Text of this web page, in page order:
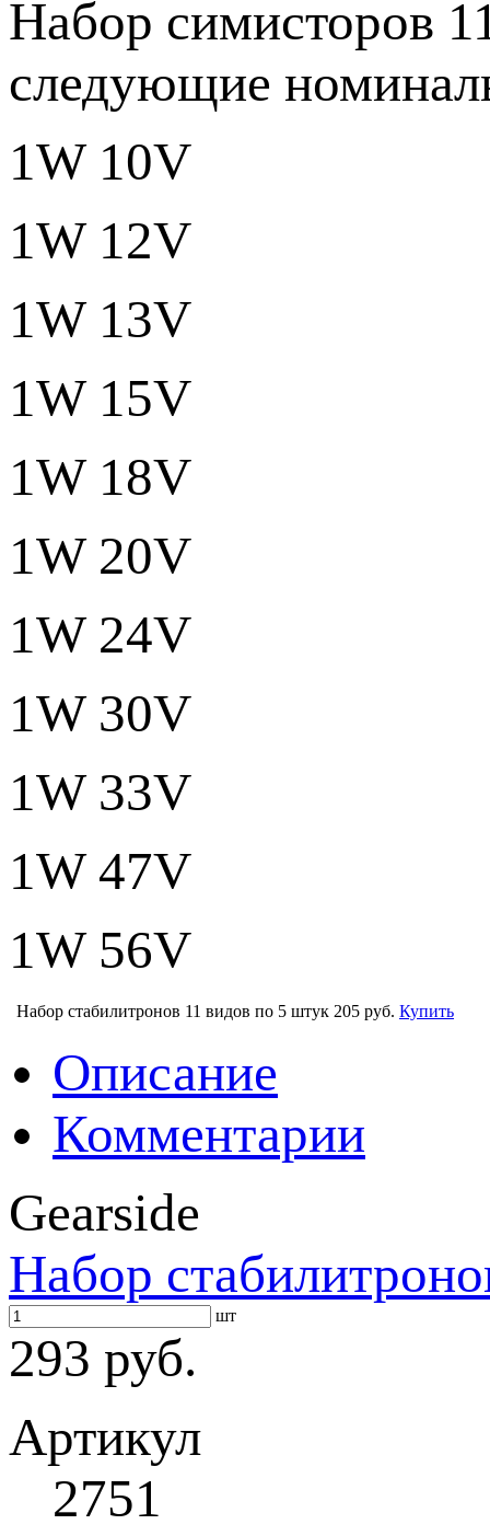
Набор симисторов
следующие
1W 10V
1W 12V
1W 13V
1W 15V
1W 18V
1W 20V
1W 24V
1W 30V
1W 33V
1W 47V
1W 56V
Набор стабилитронов 11 видов по 5 штук 205 руб. Купить
Описание
Комментарии
Gearside
Набор
шт
293 руб.
Артикул
2751